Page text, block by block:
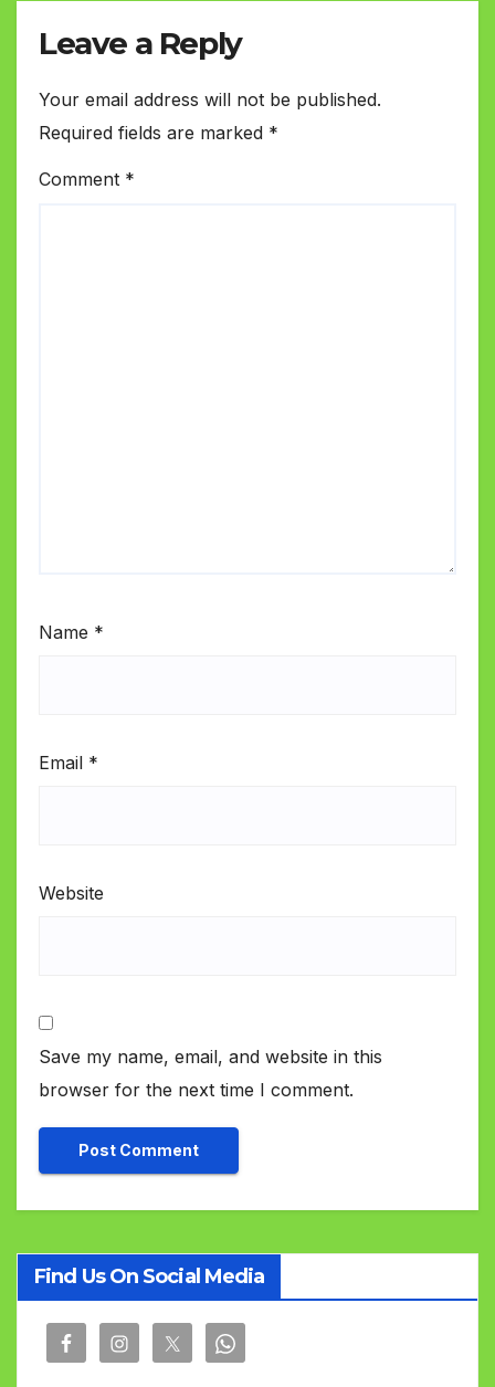
Leave a Reply
Your email address will not be published.
Required fields are marked *
Comment *
Name *
Email *
Website
Save my name, email, and website in this
browser for the next time I comment.
Find Us On Social Media